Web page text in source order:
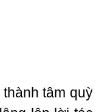
tâm quỳ